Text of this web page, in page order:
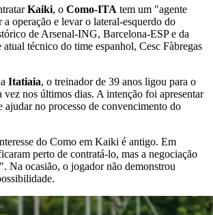
Kaiki, o Como-ITA tem um "agente
a operação e levar o lateral-esquerdo do
de Arsenal-ING, Barcelona-ESP e da
atual técnico do time espanhol, Cesc Fàbregas
Itatiaia, o treinador de 39 anos ligou para o
vez nos últimos dias. A intenção foi apresentar
ajudar no processo de convencimento do
do Como em Kaiki é antigo. Em
perto de contratá-lo, mas a negociação
Na ocasião, o jogador não demonstrou